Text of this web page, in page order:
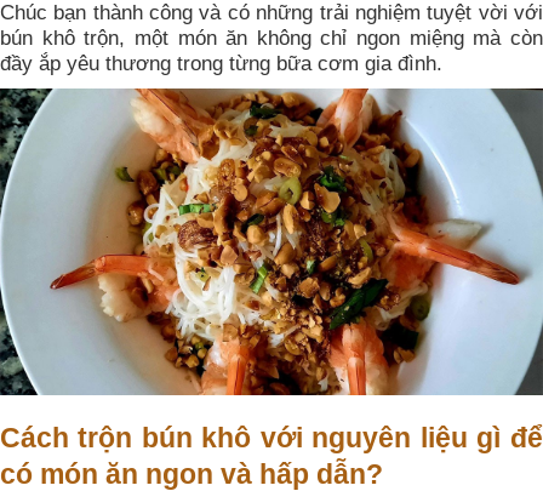
Chúc bạn thành công và có những trải nghiệm tuyệt vời với
bún khô trộn, một món ăn không chỉ ngon miệng mà còn
đầy ắp yêu thương trong từng bữa cơm gia đình.
Cách trộn bún khô với nguyên liệu gì để
có món ăn ngon và hấp dẫn?